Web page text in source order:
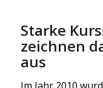
Starke
zeichnen
aus
Im Jahr 2010